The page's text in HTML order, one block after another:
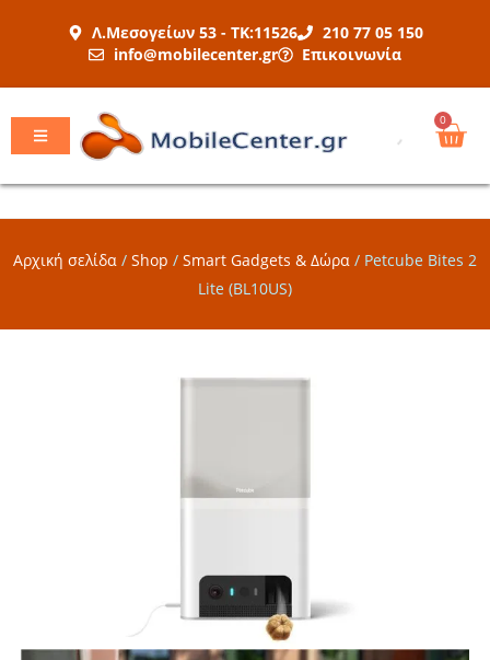
Λ.Μεσογείων 53 - ΤΚ:11526
210 77 05 150
info@mobilecenter.gr
Επικοινωνία
0
Αρχική σελίδα / Shop / Smart Gadgets & Δώρα / Petcube Bites 2
Lite (BL10US)